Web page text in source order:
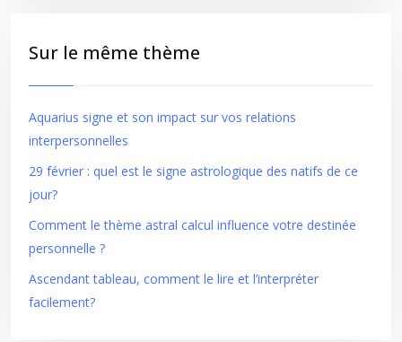
Sur le même thème
Aquarius signe et son impact sur vos relations
interpersonnelles
29 février : quel est le signe astrologique des natifs de ce
jour?
Comment le thème astral calcul influence votre destinée
personnelle ?
Ascendant tableau, comment le lire et l’interpréter
facilement?